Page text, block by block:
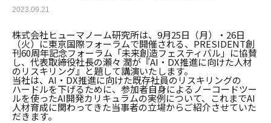
2023.09.21
株式会社ヒューマノーム研究所は、9月25日（月）・26日
（火）に東京国際フォーラムで開催される、PRESIDENT創
刊60周年記念フォーラム「未来創造フェスティバル」に協賛
し、代表取締役社長の瀬々 潤が『AI・DX推進に向けた人材
のリスキリング』と題して講演いたします。
当社は、AI・DX推進に向けた既存社員のリスキリングの
ハードルを下げるために、参加者自身によるノーコードツー
ルを使ったAI開発カリキュラムの実例について、これまでAI
人材育成に関わってきた当事者の立場からご紹介させていた
だきます。